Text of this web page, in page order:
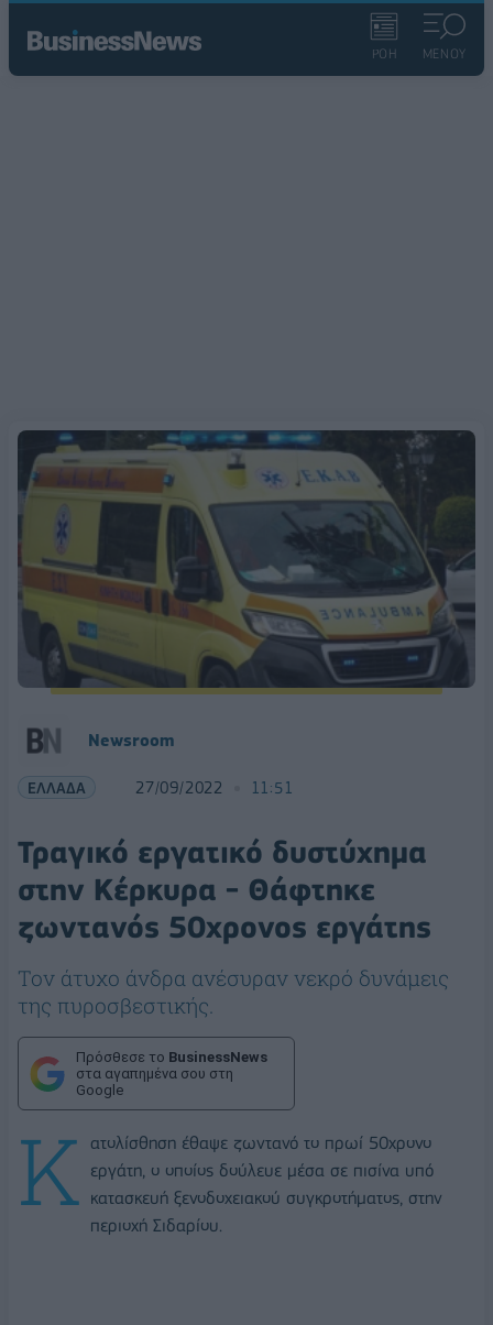
ΡΟΗ ΜΕΝΟΥ
Newsroom
ΕΛΛΑΔΑ 27/09/2022 11:51
Τραγικό εργατικό δυστύχημα
στην Κέρκυρα - Θάφτηκε
ζωντανός 50χρονος εργάτης
Τον άτυχο άνδρα ανέσυραν νεκρό δυνάμεις
της πυροσβεστικής.
Πρόσθεσε το BusinessNews
στα αγαπημένα σου στη
Google
Κ ατολίσθηση έθαψε ζωντανό το πρωί 50χρονο
εργάτη, ο οποίος δούλευε μέσα σε πισίνα υπό
κατασκευή ξενοδοχειακού συγκροτήματος, στην
περιοχή Σιδαρίου.